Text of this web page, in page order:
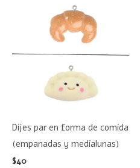
Dijes par en forma de comida
(empanadas y medialunas)
$40
múltiples
pueden
elegir